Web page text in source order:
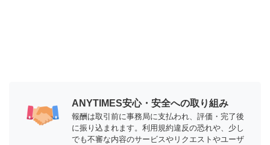
ANYTIMES安心・安全への取り組み
報酬は取引前に事務局に支払われ、評価・完了後
に振り込まれます。利用規約違反の恐れや、少し
でも不審な内容のサービスやリクエストやユーザ